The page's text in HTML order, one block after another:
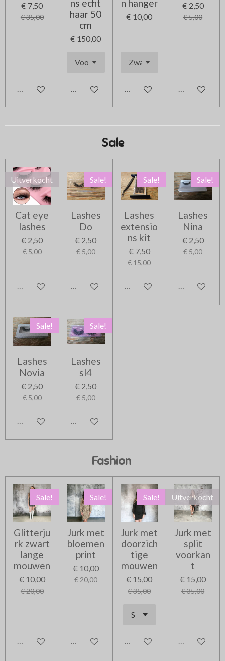
€ 7,50
€ 35,00
In winkelwagen
ns echt
haar 50
cm
€ 150,00
In winkelwagen
n hanger
€ 10,00
In winkelwagen
€ 2,50
€ 5,00
In
Sale
Uitverkocht
Cat eye
lashes
€ 2,50
€ 5,00
Uitverkocht
Sale!
Lashes
Do
€ 2,50
€ 5,00
In winkelwagen
Sale!
Lashes
extensio
ns kit
€ 7,50
€ 15,00
In winkelwagen
Sale!
Lashes
Nina
€ 2,50
€ 5,00
In
Sale!
Lashes
Novia
€ 2,50
€ 5,00
In winkelwagen
Sale!
Lashes
sl4
€ 2,50
€ 5,00
In winkelwagen
Fashion
Sale!
Glitterju
rk zwart
lange
mouwen
€ 10,00
€ 20,00
In winkelwagen
Sale!
Jurk met
bloemen
print
€ 10,00
€ 20,00
In winkelwagen
Sale!
Jurk met
doorzich
tige
mouwen
€ 15,00
€ 35,00
In winkelwagen
Uitverkocht
Jurk met
split
voorkan
t
€ 15,00
€ 35,00
Uitverkocht